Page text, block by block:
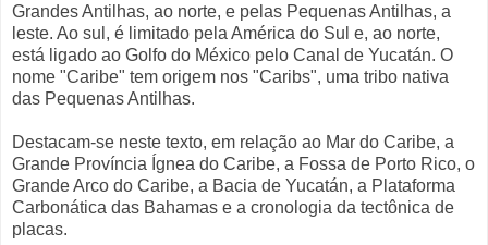
Grandes Antilhas, ao norte, e pelas Pequenas Antilhas, a
leste. Ao sul, é limitado pela América do Sul e, ao norte,
está ligado ao Golfo do México pelo Canal de Yucatán. O
nome "Caribe" tem origem nos "Caribs", uma tribo nativa
das Pequenas Antilhas.
Destacam-se neste texto, em relação ao Mar do Caribe, a
Grande Província Ígnea do Caribe, a Fossa de Porto Rico, o
Grande Arco do Caribe, a Bacia de Yucatán, a Plataforma
Carbonática das Bahamas e a cronologia da tectônica de
placas.